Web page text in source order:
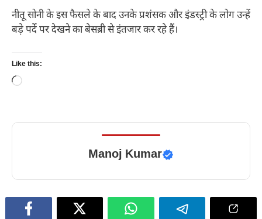
नीतू सोनी के इस फैसले के बाद उनके प्रशंसक और इंडस्ट्री के लोग उन्हें
बड़े पर्दे पर देखने का बेसब्री से इंतजार कर रहे हैं।
Like this:
Loading…
Manoj Kumar